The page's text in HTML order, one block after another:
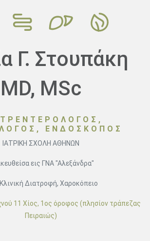
Γ. Στουπάκη
MD, MSc
ΕΝΔΟΣΚΟΠΟΣ
ΙΑΤΡΙΚΗ ΣΧΟΛΗ ΑΘΗΝΩΝ
εις ΓΝΑ "Αλεξάνδρα"
Διατροφή, Χαροκόπειο
11 Χίος, 1ος όροφος (πλησίον τράπεζας
Πειραιώς)